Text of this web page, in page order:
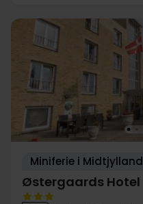
Miniferie i Midtjylland
Østergaards Hotel